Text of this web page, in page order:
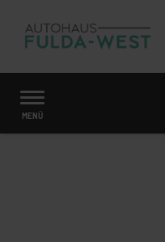
Zum
Hauptinhalt
MENÜ
Startseite